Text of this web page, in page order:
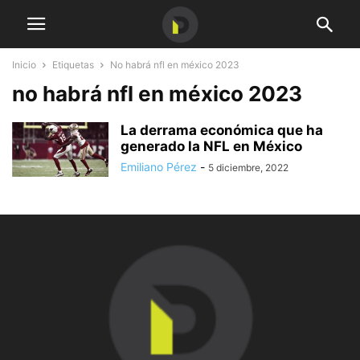
Inicio Etiquetas No habrá nfl en méxico 2023
no habrá nfl en méxico 2023
La derrama económica que ha
generado la NFL en México
Emiliano Pérez - 5 diciembre, 2022